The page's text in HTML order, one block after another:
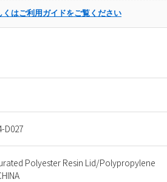
D027
Polyester Resin Lid/Polypropylene
くはご利用ガイドをご覧ください